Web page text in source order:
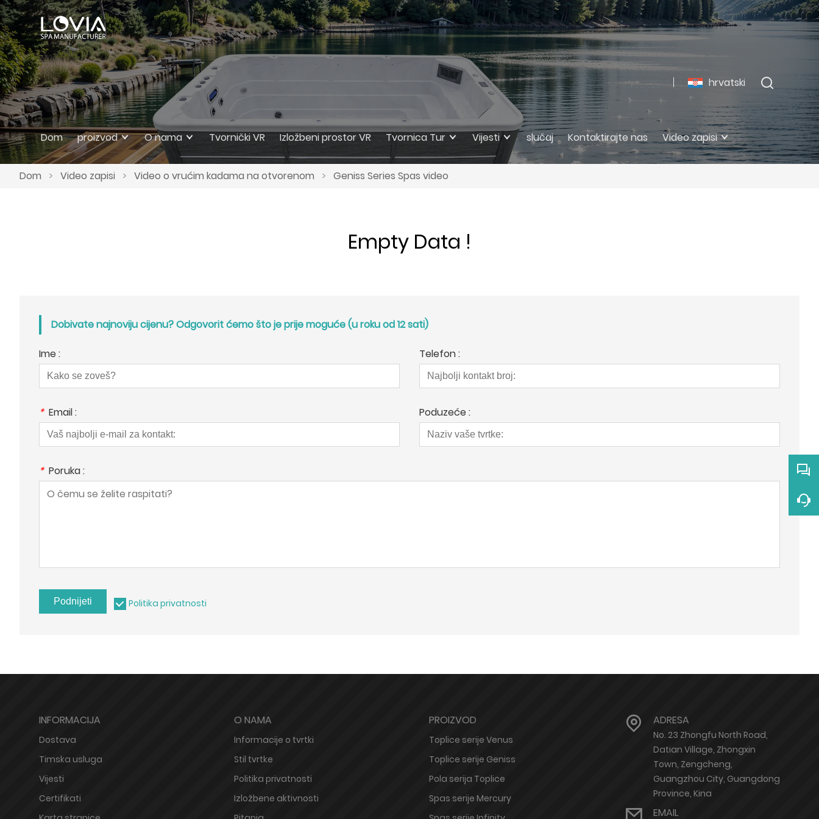
hrvatski
Dom proizvod O nama Tvornički VR Izložbeni prostor VR Tvornica Tur Vijesti slučaj Kontaktirajte nas Video zapisi
Dom > Video zapisi > Video o vrućim kadama na otvorenom > Geniss Series Spas video
Empty Data !
Dobivate najnoviju cijenu? Odgovorit ćemo što je prije moguće (u roku od 12 sati)
Ime : Telefon :
* Email : Poduzeće :
* Poruka :
Podnijeti Politika privatnosti
INFORMACIJA
Dostava
Timska usluga
Vijesti
Certifikati
O NAMA
Informacije o tvrtki
Stil tvrtke
Politika privatnosti
Izložbene aktivnosti
PROIZVOD
Toplice serije Venus
Toplice serije Geniss
Pola serija Toplice
Spas serije Mercury
ADRESA
No. 23 Zhongfu North Road,
Datian Village, Zhongxin
Town, Zengcheng,
Guangzhou City, Guangdong
Province, Kina
EMAIL